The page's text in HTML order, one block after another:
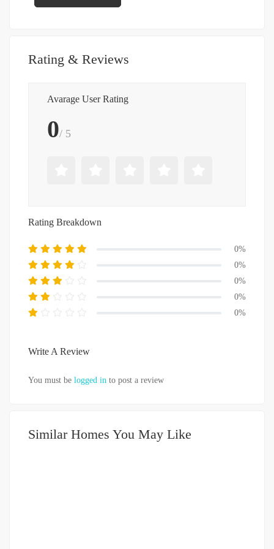
Rating & Reviews
Avarage User Rating
0/ 5
Rating Breakdown
0%
0%
0%
0%
0%
Write A Review
You must be logged in to post a review
Similar Homes You May Like